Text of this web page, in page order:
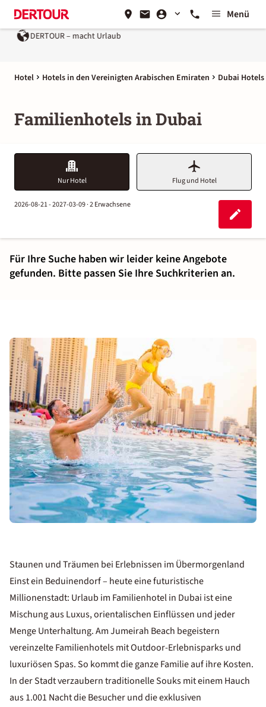
Menü
DERTOUR – macht Urlaub
Hotel Hotels in den Vereinigten Arabischen Emiraten Dubai Hotels
Familienhotels in Dubai
Nur Hotel Flug und Hotel
2026-08-21 - 2027-03-09 ·2 Erwachsene
Für Ihre Suche haben wir leider keine Angebote
gefunden. Bitte passen Sie Ihre Suchkriterien an.
Staunen und Träumen bei Erlebnissen im Übermorgenland
Einst ein Beduinendorf – heute eine futuristische
Millionenstadt: Urlaub im Familienhotel in Dubai ist eine
Mischung aus Luxus, orientalischen Einflüssen und jeder
Menge Unterhaltung. Am Jumeirah Beach begeistern
vereinzelte Familienhotels mit Outdoor-Erlebnisparks und
luxuriösen Spas. So kommt die ganze Familie auf ihre Kosten.
In der Stadt verzaubern traditionelle Souks mit einem Hauch
aus 1.001 Nacht die Besucher und die exklusiven